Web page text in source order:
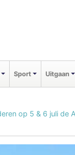
Sport Uitgaan
op 5 & 6 juli de